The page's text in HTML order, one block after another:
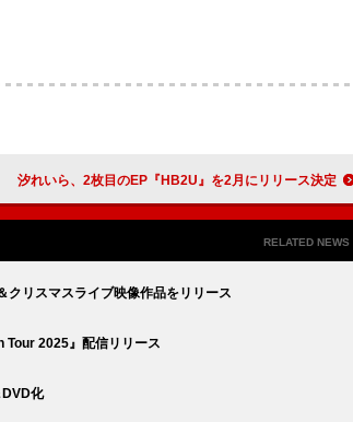
汐れいら、2枚目のEP『HB2U』を2月にリリース決定
RELATED NEWS
クリスマスライブ映像作品をリリース
Tour 2025』配信リリース
化